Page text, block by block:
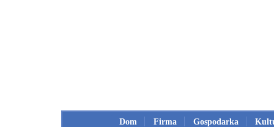
Dom Firma Gospodarka